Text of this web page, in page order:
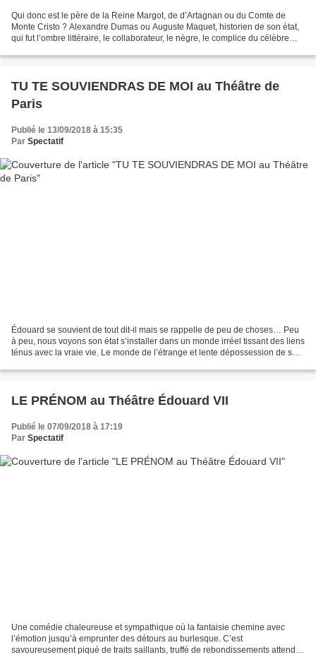
Qui donc est le père de la Reine Margot, de d’Artagnan ou du Comte de
Monte Cristo ? Alexandre Dumas ou Auguste Maquet, historien de son état,
qui fut l’ombre littéraire, le collaborateur, le nègre, le complice du célèbre
TU TE SOUVIENDRAS DE MOI au Théâtre de
Paris
Publié le 13/09/2018 à 15:35
Par Spectatif
Édouard se souvient de tout dit-il mais se rappelle de peu de choses… Peu
à peu, nous voyons son état s’installer dans un monde irréel tissant des liens
ténus avec la vraie vie. Le monde de l’étrange et lente dépossession de son
LE PRÉNOM au Théâtre Édouard VII
Publié le 07/09/2018 à 17:19
Par Spectatif
Une comédie chaleureuse et sympathique où la fantaisie chemine avec
l’émotion jusqu’à emprunter des détours au burlesque. C’est
savoureusement piqué de traits saillants, truffé de rebondissements attendus